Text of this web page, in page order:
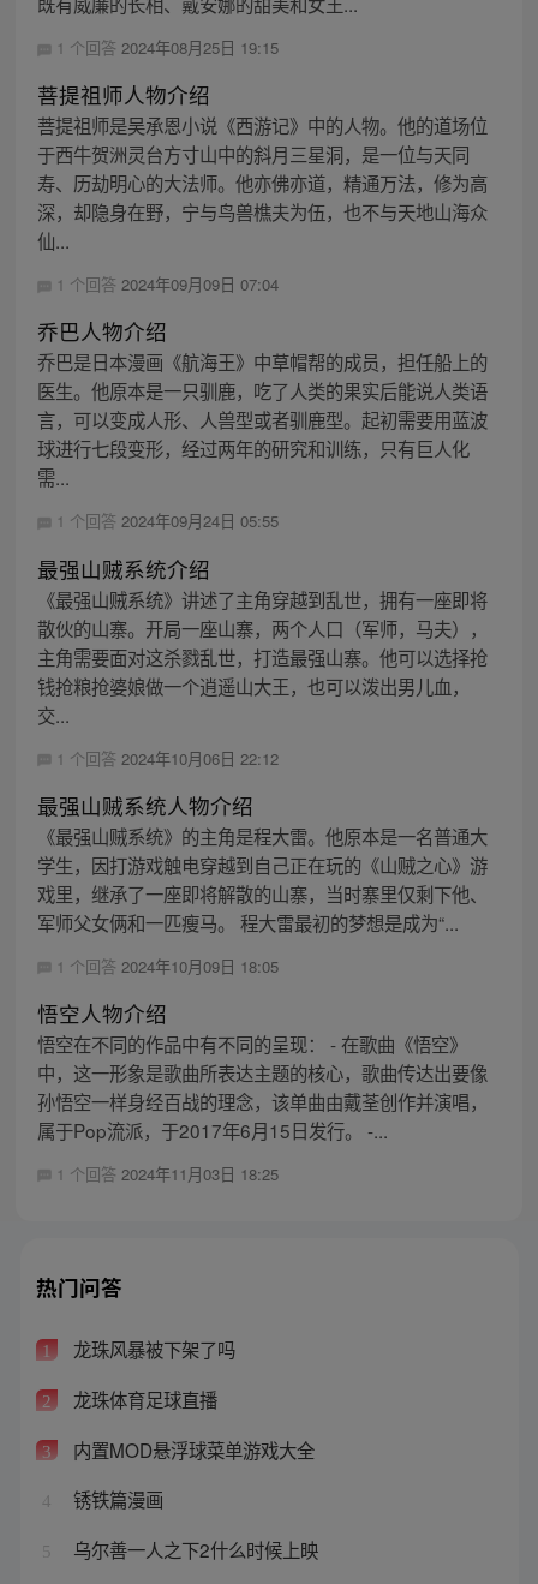
1 个回答 2024年08月25日 19:15
菩提祖师人物介绍
菩提祖师是吴承恩小说《西游记》中的人物。他的道场位
于西牛贺洲灵台方寸山中的斜月三星洞，是一位与天同
寿、历劫明心的大法师。他亦佛亦道，精通万法，修为高
深，却隐身在野，宁与鸟兽樵夫为伍，也不与天地山海众
仙...
1 个回答 2024年09月09日 07:04
乔巴人物介绍
乔巴是日本漫画《航海王》中草帽帮的成员，担任船上的
医生。他原本是一只驯鹿，吃了人类的果实后能说人类语
言，可以变成人形、人兽型或者驯鹿型。起初需要用蓝波
球进行七段变形，经过两年的研究和训练，只有巨人化
需...
1 个回答 2024年09月24日 05:55
最强山贼系统介绍
《最强山贼系统》讲述了主角穿越到乱世，拥有一座即将
散伙的山寨。开局一座山寨，两个人口（军师，马夫），
主角需要面对这杀戮乱世，打造最强山寨。他可以选择抢
钱抢粮抢婆娘做一个逍遥山大王，也可以泼出男儿血，
交...
1 个回答 2024年10月06日 22:12
最强山贼系统人物介绍
《最强山贼系统》的主角是程大雷。他原本是一名普通大
学生，因打游戏触电穿越到自己正在玩的《山贼之心》游
戏里，继承了一座即将解散的山寨，当时寨里仅剩下他、
军师父女俩和一匹瘦马。 程大雷最初的梦想是成为“...
1 个回答 2024年10月09日 18:05
悟空人物介绍
悟空在不同的作品中有不同的呈现： - 在歌曲《悟空》
中，这一形象是歌曲所表达主题的核心，歌曲传达出要像
孙悟空一样身经百战的理念，该单曲由戴荃创作并演唱，
属于Pop流派，于2017年6月15日发行。 -...
1 个回答 2024年11月03日 18:25
热门问答
1 龙珠风暴被下架了吗
2 龙珠体育足球直播
3 内置MOD悬浮球菜单游戏大全
4 锈铁篇漫画
5 乌尔善一人之下2什么时候上映